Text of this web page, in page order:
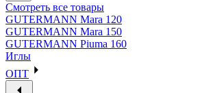
Смотреть все товары
GUTERMANN Mara 120
GUTERMANN Mara 150
GUTERMANN Piuma 160
Иглы
ОПТ